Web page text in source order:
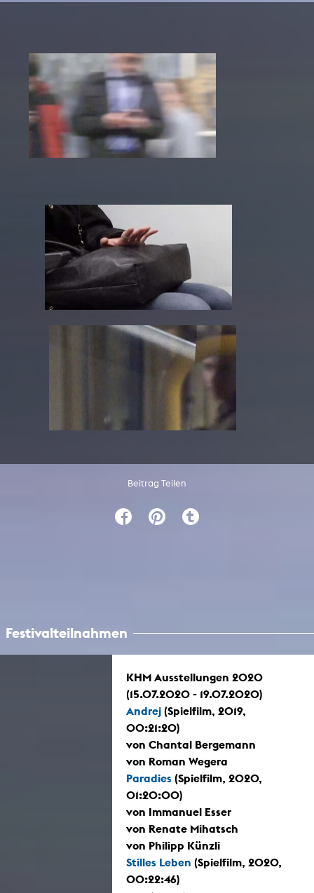
Beitrag Teilen
Festivalteilnahmen
KHM Ausstellungen 2020
(15.07.2020 - 19.07.2020)
Andrej (Spielfilm, 2019,
00:21:20)
von Chantal Bergemann
von Roman Wegera
Paradies (Spielfilm, 2020,
01:20:00)
von Immanuel Esser
von Renate Mihatsch
von Philipp Künzli
Stilles Leben (Spielfilm, 2020,
00:22:46)